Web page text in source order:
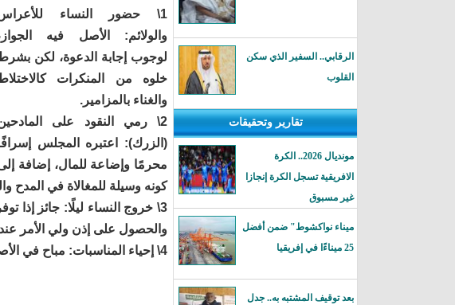
الرقابي.. السفير الذي سكن
القلوب
تقارير وتحقيقات
مونديال 2026.. الكرة
الافريقية تسجل الكرة إنجازا
غير مسبوق
ميناء نواكشوط" ضمن أفضل
25 ميناءًا في إفريقيا
بعد توقيف المشتبه به.. جدل
1\ حضور النساء
والولائم: الأصل فيه
لوجوب إجابة الدعوة، لكن
خلوه من المنكرات
والغناء بالمزامير.
2\ رمي النقود على
(الزرك): اعتبره المجلس
محرمًا وإضاعة للمال، إضافة
كونه وسيلة للمغالاة في المدح
3\ خروج النساء ليلًا: جائز إذا
والحصول على إذن ولي الأمر عند
4\ إحياء المناسبات: مباح في الأصل، بشرط الالتزام بالقيم الإسلامية وتجنب الإسراف والمنكرات.